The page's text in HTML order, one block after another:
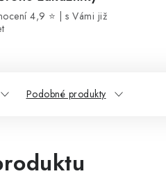
4,9 ⭐ | s Vámi již
Podobné produkty